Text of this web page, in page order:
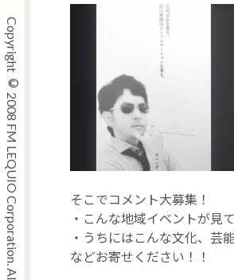
そこでコメント大募集！
・こんな地域イベントが見
・うちにはこんな文化、芸
などお寄せください！！
Copyright © 2008 FM LEQUIO Corporation. All Rights Reserved.